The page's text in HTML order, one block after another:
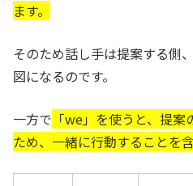
ます。
そのため話し手は提案する側
図になるのです。
一方で 「we」を使うと、提
ため、一緒に行動することを